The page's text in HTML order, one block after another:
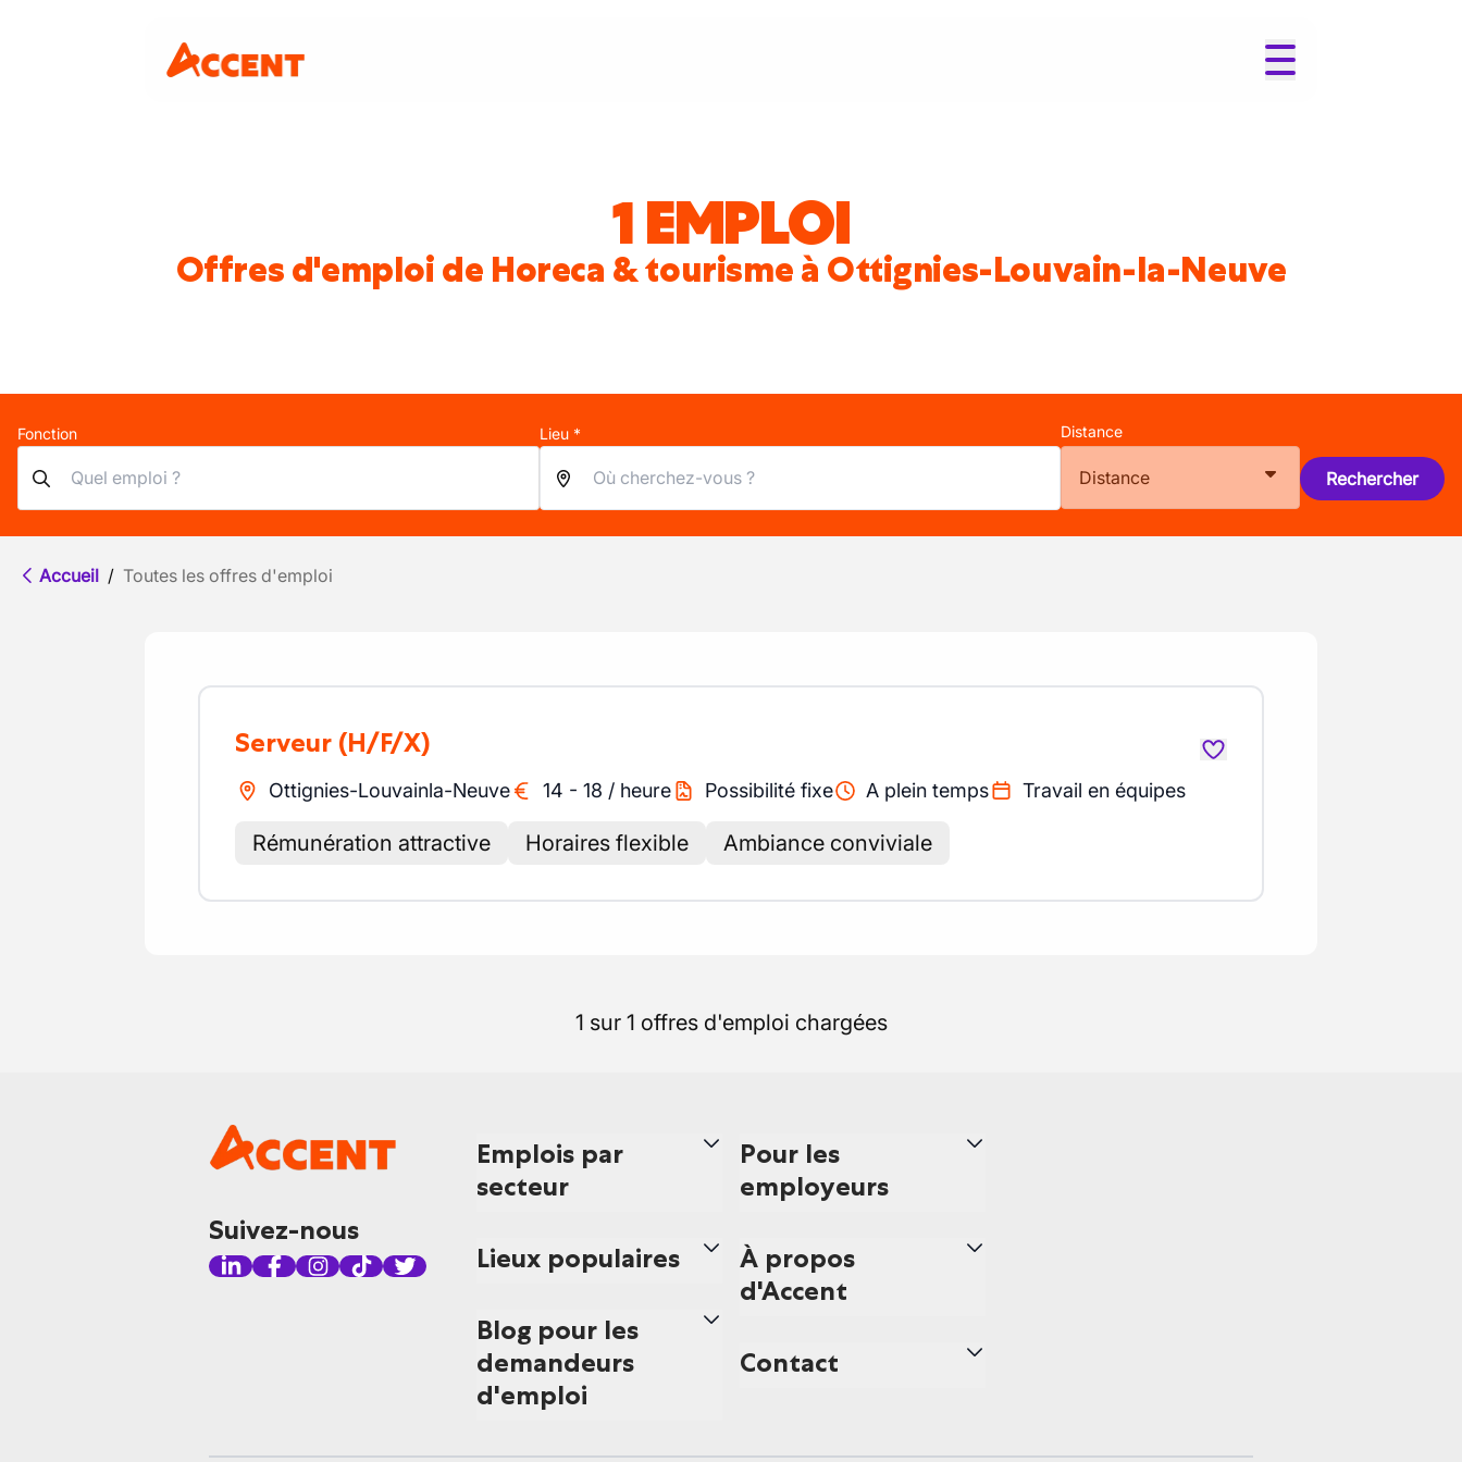
1 EMPLOI
Offres d'emploi de Horeca & tourisme à Ottignies-Louvain-la-Neuve
Fonction Lieu * Distance
Distance Rechercher
Accueil / Toutes les offres d'emploi
Serveur (H/F/X)
Ottignies-Louvainla-Neuve 14 - 18 / heure Possibilité fixe A plein temps Travail en équipes
Rémunération attractive Horaires flexible Ambiance conviviale
1 sur 1 offres d'emploi chargées
Suivez-nous
Emplois par
secteur
Lieux populaires
Blog pour les
demandeurs
d'emploi
Pour les
employeurs
À propos
d'Accent
Contact